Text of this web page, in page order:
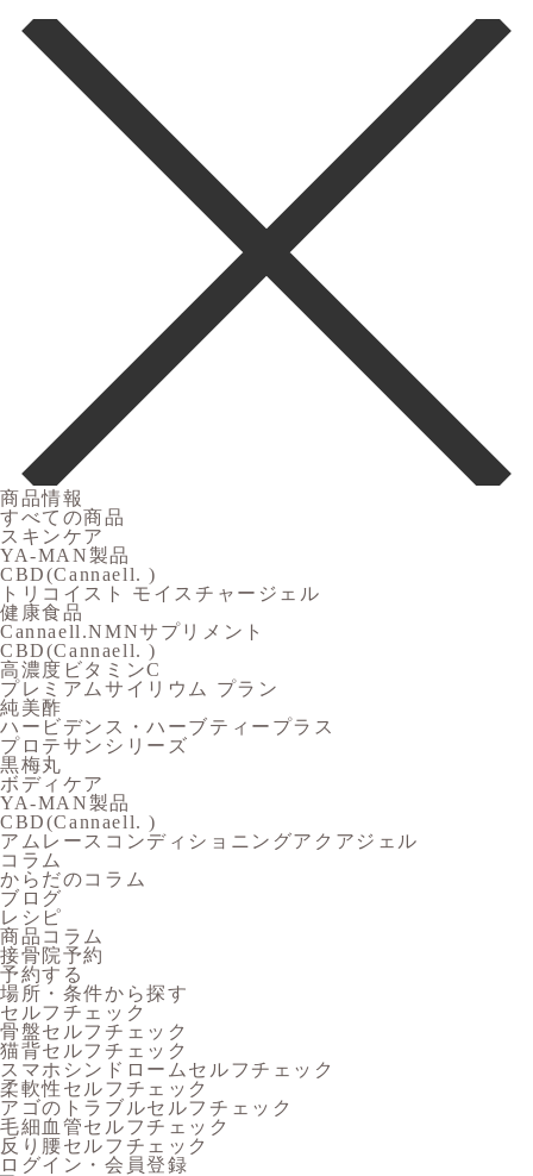
商品情報
すべての商品
スキンケア
YA-MAN製品
CBD(Cannaell. )
トリコイスト モイスチャージェル
健康食品
Cannaell.NMNサプリメント
CBD(Cannaell. )
高濃度ビタミンC
プレミアムサイリウム プラン
純美酢
ハービデンス・ハーブティープラス
プロテサンシリーズ
黒梅丸
ボディケア
YA-MAN製品
CBD(Cannaell. )
アムレースコンディショニングアクアジェル
コラム
からだのコラム
ブログ
レシピ
商品コラム
接骨院予約
予約する
場所・条件から探す
セルフチェック
骨盤セルフチェック
猫背セルフチェック
スマホシンドロームセルフチェック
柔軟性セルフチェック
アゴのトラブルセルフチェック
毛細血管セルフチェック
反り腰セルフチェック
ログイン・会員登録